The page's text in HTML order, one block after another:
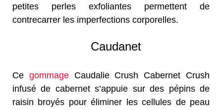
petites perles exfoliantes permettent de
contrecarrer les imperfections corporelles.
Caudanet
Ce gommageCaudalie Crush Cabernet Crush
infusé de cabernet s’appuie sur des pépins de
raisin broyés pour éliminer les cellules de peau